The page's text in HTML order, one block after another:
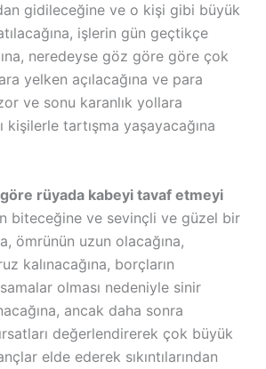
gidileceğine ve o kişi gibi büyük
işlerin gün geçtikçe
neredeyse göz göre göre çok
yelken açılacağına ve para
ve sonu karanlık yollara
kişilerle tartışma yaşayacağına
rüyada kabeyi tavaf etmeyi
biteceğine ve sevinçli ve güzel bir
ömrünün uzun olacağına,
kalınacağına, borçların
olması nedeniyle sinir
ancak daha sonra
değerlendirerek çok büyük
elde ederek sıkıntılarından